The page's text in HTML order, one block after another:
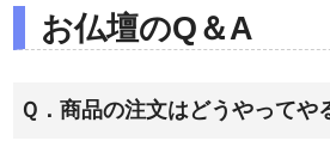
お仏壇のQ＆A
Ｑ．商品の注文はどうやってや